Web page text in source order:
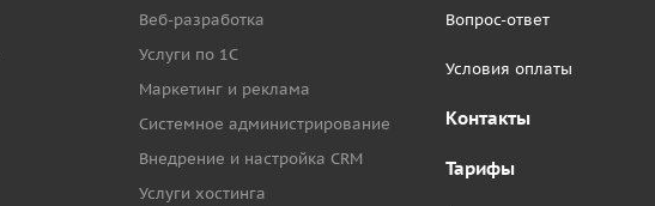
Веб-разработка
Услуги по 1С
Маркетинг и реклама
Системное администрирование
Внедрение и настройка CRM
Услуги хостинга
Вопрос-ответ
Условия оплаты
Контакты
Тарифы